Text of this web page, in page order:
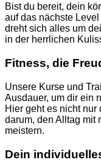
Bist du bereit, dein
auf das nächste
dreht sich alles um
in der herrlichen
Fitness, die
Unsere Kurse und
Ausdauer, um dir ein
Hier geht es nicht nur
darum, den Alltag mit
meistern.
Dein